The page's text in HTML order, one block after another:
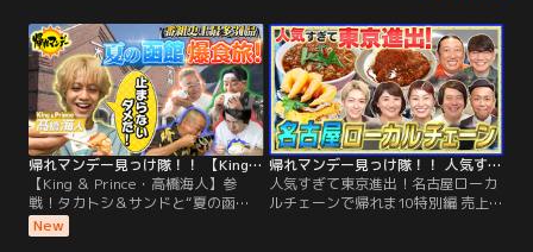
帰れマンデー見っけ隊！！ 【King ＆ Prince・高橋海人】参戦！タカトシ＆サンドと“夏の函館”爆食旅！（2026/08/03放送分）
【King ＆ Prince・高橋海人】参
戦！タカトシ＆サンドと“夏の函
館”爆食旅！／夏の旅行先として人
気を集める【北海道・函館】を舞台
New
帰れマンデー見っけ隊！！ 人気すぎて東京進出！名古屋ローカルチェーンで帰れま10特別編 売上1位メニューを当てないと「食べれま店」！（2026/07/27放送分）
人気すぎて東京進出！名古屋ローカ
ルチェーンで帰れま10特別編 売上1